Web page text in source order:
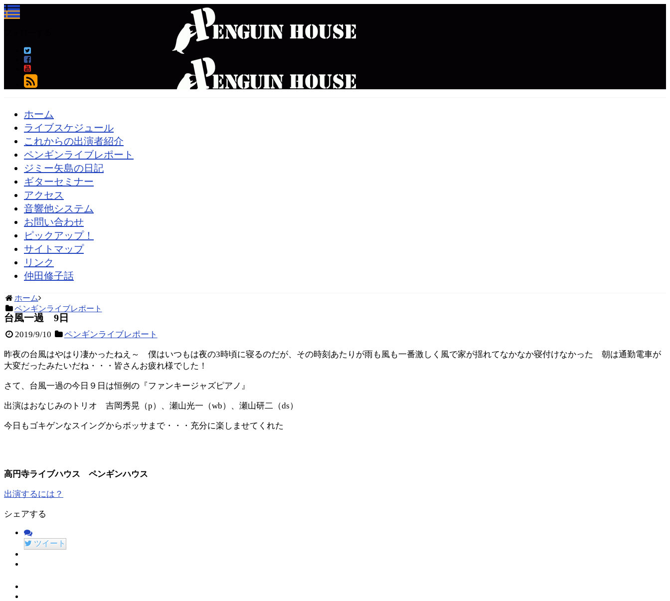
ホーム
ライブスケジュール
これからの出演者紹介
ペンギンライブレポート
ジミー矢島の日記
ギターセミナー
アクセス
音響他システム
お問い合わせ
ピックアップ！
サイトマップ
リンク
仲田修子話
ホーム
ペンギンライブレポート
台風一過 9日
2019/9/10 ペンギンライブレポート
昨夜の台風はやはり凄かったねえ～ 僕はいつもは夜の3時頃に寝るのだが、その時刻あたりが雨も風も一番激しく風で家が揺れてなかなか寝付けなかった 朝は通勤電車が
大変だったみたいだね・・・皆さんお疲れ様でした！
さて、台風一過の今日９日は恒例の『ファンキージャズピアノ』
出演はおなじみのトリオ 吉岡秀晃（p）、瀬山光一（wb）、瀬山研二（ds）
今日もゴキゲンなスイングからボッサまで・・・充分に楽しませてくれた
高円寺ライブハウス ペンギンハウス
出演するには？
シェアする
ツイート